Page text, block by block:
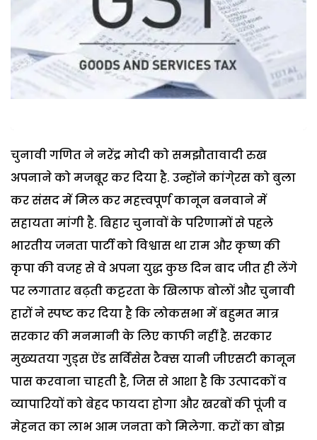
चुनावी गणित ने नरेंद्र मोदी को समझौतावादी रुख
अपनाने को मजबूर कर दिया है. उन्होंने कांगे्रस को बुला
कर संसद में मिल कर महत्त्वपूर्ण कानून बनवाने में
सहायता मांगी है. बिहार चुनावों के परिणामों से पहले
भारतीय जनता पार्टी को विश्वास था राम और कृष्ण की
कृपा की वजह से वे अपना युद्ध कुछ दिन बाद जीत ही लेंगे
पर लगातार बढ़ती कट्टरता के खिलाफ बोलों और चुनावी
हारों ने स्पष्ट कर दिया है कि लोकसभा में बहुमत मात्र
सरकार की मनमानी के लिए काफी नहीं है. सरकार
मुख्यतया गुड्स ऐंड सर्विसेस टैक्स यानी जीएसटी कानून
पास करवाना चाहती है, जिस से आशा है कि उत्पादकों व
व्यापारियों को बेहद फायदा होगा और खरबों की पूंजी व
मेहनत का लाभ आम जनता को मिलेगा. करों का बोझ